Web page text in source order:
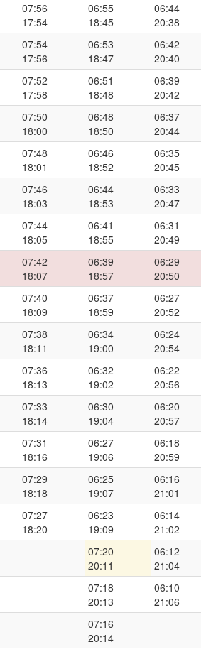
07:56
17:54
06:55
18:45
06:44
20:38
07:54
17:56
06:53
18:47
06:42
20:40
07:52
17:58
06:51
18:48
06:39
20:42
07:50
18:00
06:48
18:50
06:37
20:44
07:48
18:01
06:46
18:52
06:35
20:45
07:46
18:03
06:44
18:53
06:33
20:47
07:44
18:05
06:41
18:55
06:31
20:49
07:42
18:07
06:39
18:57
06:29
20:50
07:40
18:09
06:37
18:59
06:27
20:52
07:38
18:11
06:34
19:00
06:24
20:54
07:36
18:13
06:32
19:02
06:22
20:56
07:33
18:14
06:30
19:04
06:20
20:57
07:31
18:16
06:27
19:06
06:18
20:59
07:29
18:18
06:25
19:07
06:16
21:01
07:27
18:20
06:23
19:09
06:14
21:02
07:20
20:11
06:12
21:04
07:18
20:13
06:10
21:06
07:16
20:14